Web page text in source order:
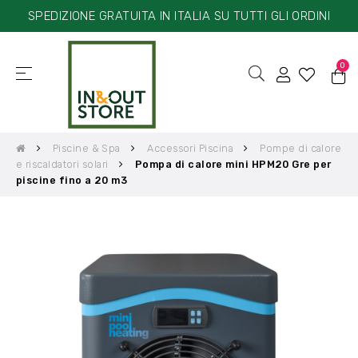
SPEDIZIONE GRATUITA IN ITALIA SU TUTTI GLI ORDINI
navigazione
☰ 0
Piscine & Spa Accessori Piscina
Pompe di calore
e riscaldatori solari
Pompa di calore mini HPM20 Gre per
piscine fino a 20 m3